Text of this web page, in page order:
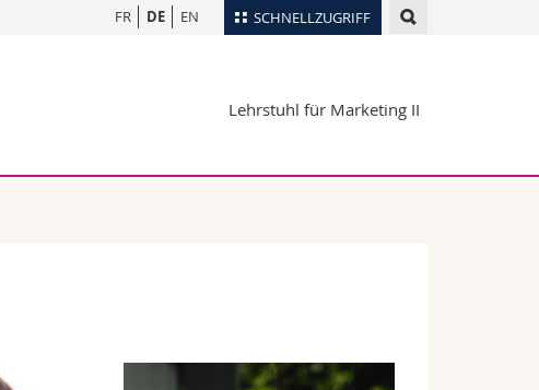
SCHNELLZUGRIFF
Ortsplan
Webmail
FR DE EN
Lehrstuhl für Marketing II